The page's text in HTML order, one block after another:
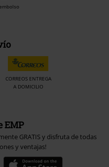
CORREOS ENTREGA
A DOMICILIO
EMP
GRATIS y disfruta de todas
y ventajas!